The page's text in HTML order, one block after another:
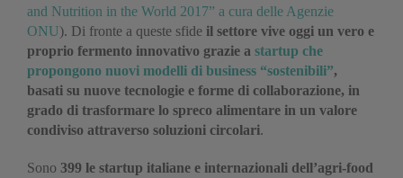
and Nutrition in the World 2017” a cura delle Agenzie
ONU). Di fronte a queste sfide il settore vive oggi un vero e
proprio fermento innovativo grazie a startup che
propongono nuovi modelli di business “sostenibili”,
basati su nuove tecnologie e forme di collaborazione, in
grado di trasformare lo spreco alimentare in un valore
condiviso attraverso soluzioni circolari.
Sono 399 le startup italiane e internazionali dell’agri-food